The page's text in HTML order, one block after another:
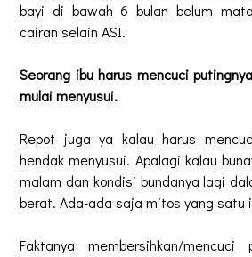
bayi di bawah 6 bulan belum
cairan selain ASI.
Seorang ibu harus mencuci
mulai menyusui.
Repot juga ya kalau harus
hendak menyusui. Apalagi kalau
malam dan kondisi bundanya lagi
berat. Ada-ada saja mitos yang satu
Faktanya membersihkan/